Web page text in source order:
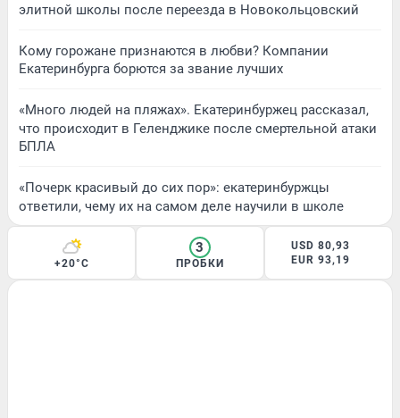
элитной школы после переезда в Новокольцовский
Кому горожане признаются в любви? Компании
Екатеринбурга борются за звание лучших
«Много людей на пляжах». Екатеринбуржец рассказал,
что происходит в Геленджике после смертельной атаки
БПЛА
«Почерк красивый до сих пор»: екатеринбуржцы
ответили, чему их на самом деле научили в школе
+20°C
3
ПРОБКИ
USD 80,93
EUR 93,19